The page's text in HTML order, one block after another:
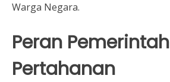
Warga Negara.
Peran Pemerintah
Pertahanan